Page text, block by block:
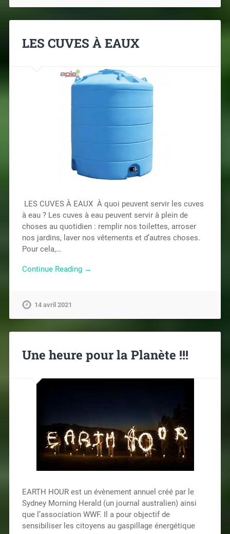
LES CUVES À EAUX
LES CUVES À EAUX À quoi peuvent servir les cuves
à eau ? Les cuves à eau peuvent servir à plein de
choses au quotidien : remplir nos toilettes, arroser
nos jardins, laver nos vêtements et d’autres choses.
Pour cela,…
Continue Reading →
14 avril 2021
Une heure pour la Planète !!!
EARTH HOUR est un évènement annuel créé par le
Sydney Morning Herald (un journal australien) ainsi
que l’association WWF. Il a pour objectif de
sensibiliser les citoyens au gaspillage énergétique